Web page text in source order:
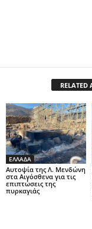
RELATED
ΕΛΛΑΔΑ
Αυτοψία της Λ. Μενδώνη
στα Αιγόσθενα για τις
επιπτώσεις της
πυρκαγιάς